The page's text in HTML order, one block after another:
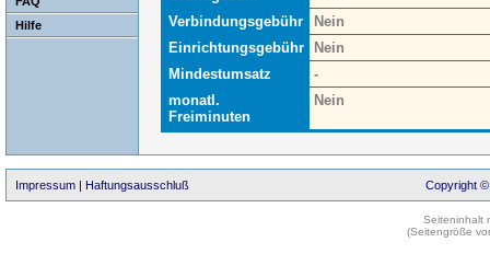
Hilfe
Verbindungsgebühr
Nein
Einrichtungsgebühr
Nein
Mindestumsatz
-
monatl.
Freiminuten
Nein
Impressum | Haftungsausschluß Copyright ©
Seiteninhalt
(Seitengröße